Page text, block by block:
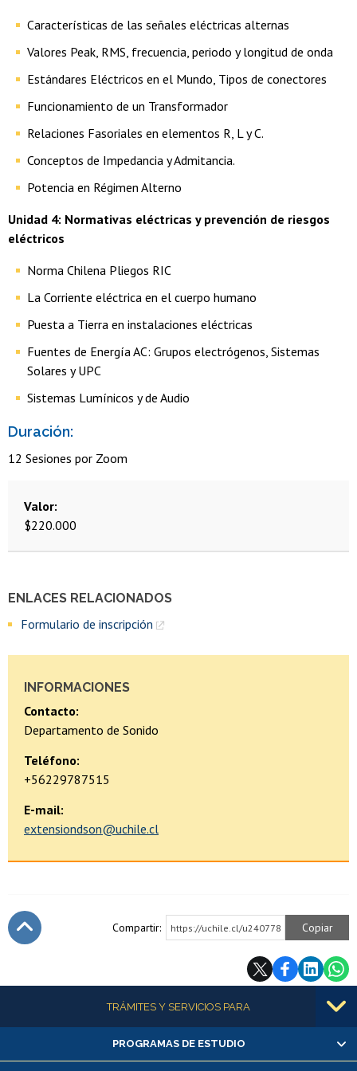
ENLACES RELACIONADOS
Formulario de inscripción
INFORMACIONES
Contacto:
Departamento de Sonido
Teléfono:
+56229787515
E-mail:
extensiondson@uchile.cl
Características de las señales eléctricas alternas
Valores Peak, RMS, frecuencia, periodo y longitud de onda
Estándares Eléctricos en el Mundo, Tipos de conectores
Funcionamiento de un Transformador
Relaciones Fasoriales en elementos R, L y C.
Conceptos de Impedancia y Admitancia.
Potencia en Régimen Alterno
Unidad 4: Normativas eléctricas y prevención de riesgos
eléctricos
Norma Chilena Pliegos RIC
La Corriente eléctrica en el cuerpo humano
Puesta a Tierra en instalaciones eléctricas
Fuentes de Energía AC: Grupos electrógenos, Sistemas
Solares y UPC
Sistemas Lumínicos y de Audio
Duración:
12 Sesiones por Zoom
Valor
$220.000
Compartir: https://uchile.cl/u240778 Copiar
Más informaciónTRÁMITES Y SERVICIOS PARA
Alumnas/os y exalumnas/os
PROGRAMAS DE ESTUDIO